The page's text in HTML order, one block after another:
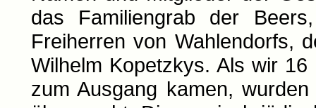
das Familiengrab der
Freiherren von Wahlendorfs,
Wilhelm Kopetzkys. Als wir
zum Ausgang kamen,